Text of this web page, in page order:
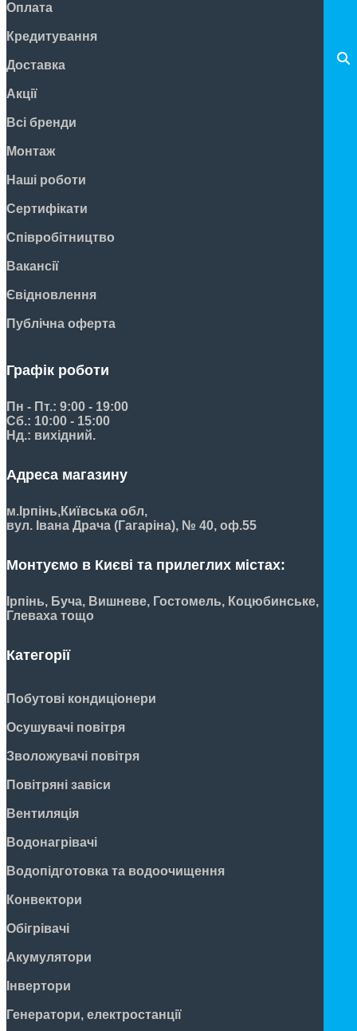
Оплата
Кредитування
Доставка
Акції
Всі бренди
Монтаж
Наші роботи
Сертифікати
Співробітництво
Вакансії
Євідновлення
Публічна оферта
Графік роботи
Пн - Пт.: 9:00 - 19:00
Сб.: 10:00 - 15:00
Нд.: вихідний.
Адреса магазину
м.Ірпінь,Київська обл,
вул. Івана Драча (Гагаріна), № 40, оф.55
Монтуємо в Києві та прилеглих містах:
Ірпінь, Буча, Вишневе, Гостомель, Коцюбинське,
Глеваха тощо
Категорії
Побутові кондиціонери
Осушувачі повітря
Зволожувачі повітря
Повітряні завіси
Вентиляція
Водонагрівачі
Водопідготовка та водоочищення
Конвектори
Обігрівачі
Акумулятори
Інвертори
Генератори, електростанції